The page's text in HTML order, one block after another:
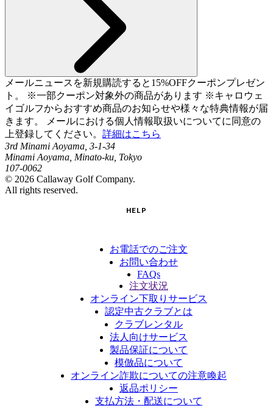
メールニュースを新規購読すると15%OFFクーポンプレゼン
ト。 ※一部クーポン対象外の商品があります ※キャロウェ
イゴルフからおすすめ商品のお知らせや様々な特典情報が届
きます。 メールにおける個人情報取扱いについてに同意の
上登録してください。 詳細はこちら
3rd Minami Aoyama, 3-1-34
Minami Aoyama, Minato-ku, Tokyo
107-0062
© 2026 Callaway Golf Company.
All rights reserved.
HELP
お電話でのご注文
お問い合わせ
FAQs
注文状況
オンライン下取りサービス
認定中古クラブとは
クラブレンタル
法人向けサービス
製品保証について
模倣品について
オンライン詐欺についての注意喚起
返品ポリシー
支払方法・配送について